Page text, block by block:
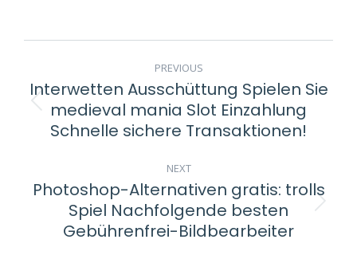
NAVIGATION
PREVIOUS
Previous
post:
Interwetten Ausschüttung Spielen Sie
medieval mania Slot Einzahlung
Schnelle sichere Transaktionen!
NEXT
Next
post:
Photoshop-Alternativen gratis: trolls
Spiel Nachfolgende besten
Gebührenfrei-Bildbearbeiter